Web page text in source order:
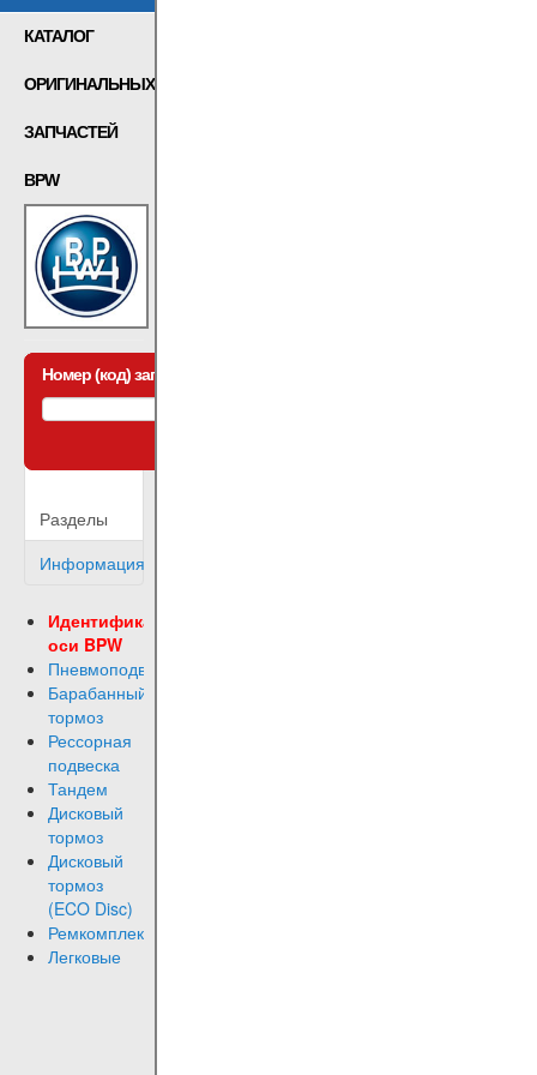
КАТАЛОГ
ОРИГИНАЛЬНЫХ
ЗАПЧАСТЕЙ
BPW
Номер (код) запчасти:
Разделы
Информация
Идентификация
оси BPW
Пневмоподвеска
Барабанный
тормоз
Рессорная
подвеска
Тандем
Дисковый
тормоз
Дисковый
тормоз
(ECO Disc)
Ремкомплекты
Легковые